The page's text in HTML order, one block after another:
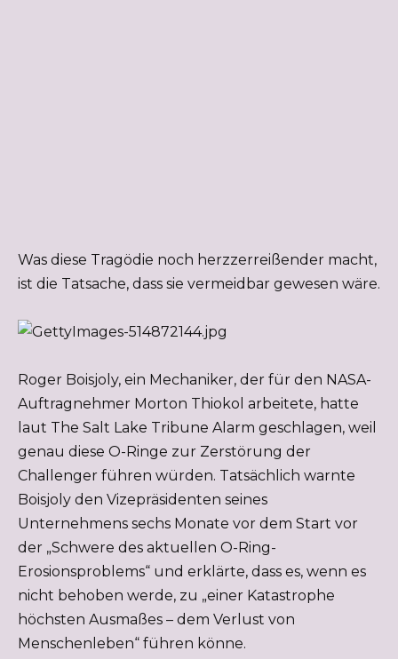
Was diese Tragödie noch herzzerreißender macht,
ist die Tatsache, dass sie vermeidbar gewesen wäre.
Roger Boisjoly, ein Mechaniker, der für den NASA-
Auftragnehmer Morton Thiokol arbeitete, hatte
laut The Salt Lake Tribune Alarm geschlagen, weil
genau diese O-Ringe zur Zerstörung der
Challenger führen würden. Tatsächlich warnte
Boisjoly den Vizepräsidenten seines
Unternehmens sechs Monate vor dem Start vor
der „Schwere des aktuellen O-Ring-
Erosionsproblems“ und erklärte, dass es, wenn es
nicht behoben werde, zu „einer Katastrophe
höchsten Ausmaßes – dem Verlust von
Menschenleben“ führen könne.